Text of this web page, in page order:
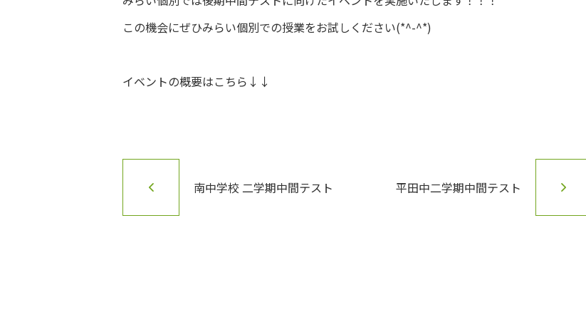
この機会にぜひみらい個別での授業をお試しください(*^-^*)
イベントの概要はこちら↓↓
南中学校 二学期中間テスト 平田中二学期中間テスト